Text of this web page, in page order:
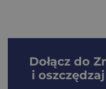
Dołącz do
i